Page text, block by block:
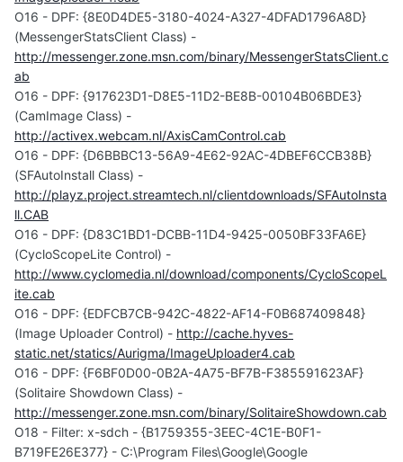
O16 - DPF: {8E0D4DE5-3180-4024-A327-4DFAD1796A8D}
(MessengerStatsClient Class) -
http://messenger.zone.msn.com/binary/MessengerStatsClient.c
ab
O16 - DPF: {917623D1-D8E5-11D2-BE8B-00104B06BDE3}
(CamImage Class) -
http://activex.webcam.nl/AxisCamControl.cab
O16 - DPF: {D6BBBC13-56A9-4E62-92AC-4DBEF6CCB38B}
(SFAutoInstall Class) -
http://playz.project.streamtech.nl/clientdownloads/SFAutoInsta
ll.CAB
O16 - DPF: {D83C1BD1-DCBB-11D4-9425-0050BF33FA6E}
(CycloScopeLite Control) -
http://www.cyclomedia.nl/download/components/CycloScopeL
ite.cab
O16 - DPF: {EDFCB7CB-942C-4822-AF14-F0B687409848}
(Image Uploader Control) - http://cache.hyves-
static.net/statics/Aurigma/ImageUploader4.cab
O16 - DPF: {F6BF0D00-0B2A-4A75-BF7B-F385591623AF}
(Solitaire Showdown Class) -
http://messenger.zone.msn.com/binary/SolitaireShowdown.cab
O18 - Filter: x-sdch - {B1759355-3EEC-4C1E-B0F1-
B719FE26E377} - C:\Program Files\Google\Google